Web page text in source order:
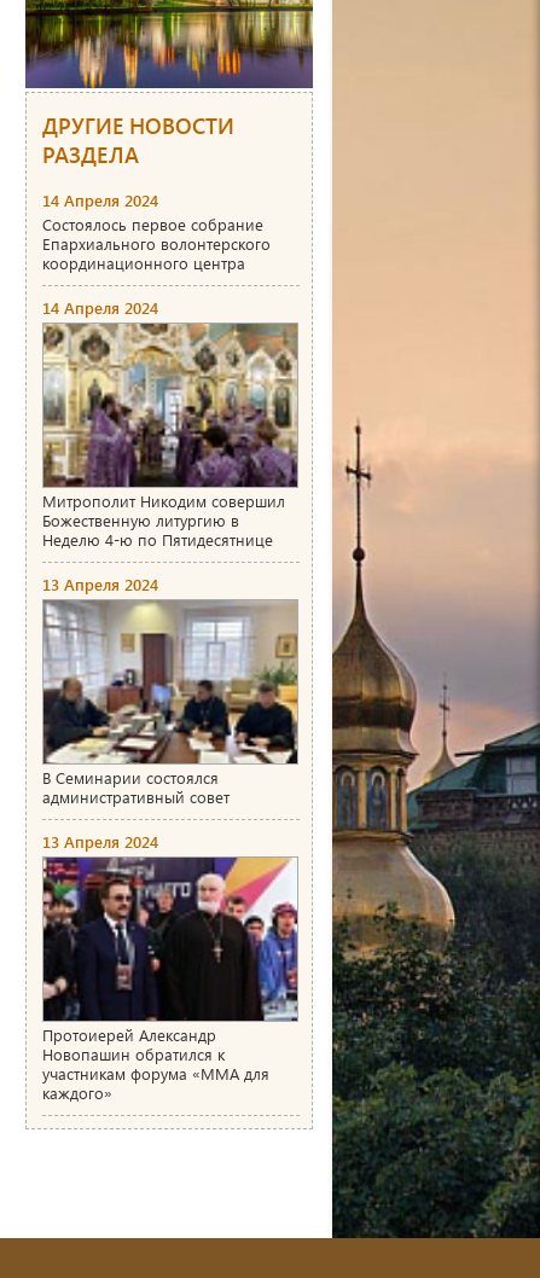
ДРУГИЕ НОВОСТИ
РАЗДЕЛА
14 Апреля 2024
Состоялось первое собрание
Епархиального волонтерского
координационного центра
14 Апреля 2024
Митрополит Никодим совершил
Божественную литургию в
Неделю 4-ю по Пятидесятнице
13 Апреля 2024
В Семинарии состоялся
административный совет
13 Апреля 2024
Протоиерей Александр
Новопашин обратился к
участникам форума «ММА для
каждого»